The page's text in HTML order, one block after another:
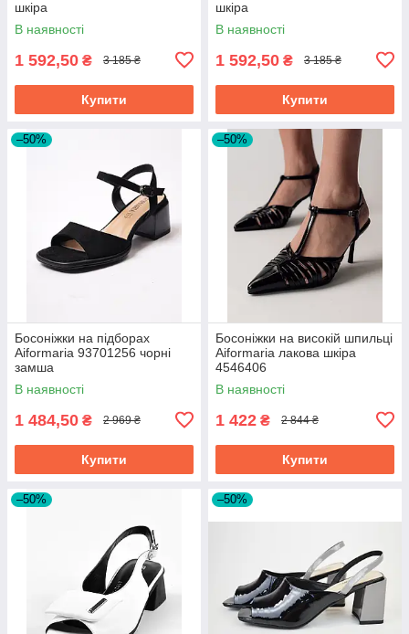
шкіра
В наявності
1 592,50 ₴ 3 185 ₴
Купити
шкіра
В наявності
1 592,50 ₴ 3 185 ₴
Купити
–50%
Босоніжки на підборах
Aiformaria 93701256 чорні
замша
В наявності
1 484,50 ₴ 2 969 ₴
Купити
–50%
Босоніжки на високій шпильці
Aiformaria лакова шкіра
4546406
В наявності
1 422 ₴ 2 844 ₴
Купити
–50% –50%